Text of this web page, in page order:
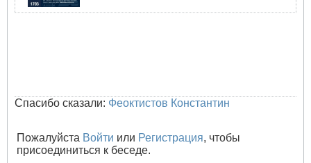
Спасибо сказали: Феоктистов Константин
Пожалуйста Войти или Регистрация, чтобы
присоединиться к беседе.